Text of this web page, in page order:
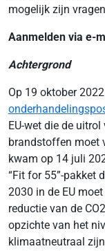
mogelijk zijn
Aanmelden via e-
Achtergrond
Op 19 oktober
EU-wet die de
brandstoffen moet
kwam op 14 juli
“Fit for 55”-pakket
2030 in de EU
reductie van de
opzichte van het
klimaatneutraal